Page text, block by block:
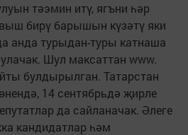
тәэмин итү, ягъни һәр
бирү барышын күзәтү яки
анда турыдан-туры катнаша
Шул максаттан www.
булдырылган. Татарстан
14 сентябрьдә җирле
да сайланачак. Әлеге
кандидатлар һәм